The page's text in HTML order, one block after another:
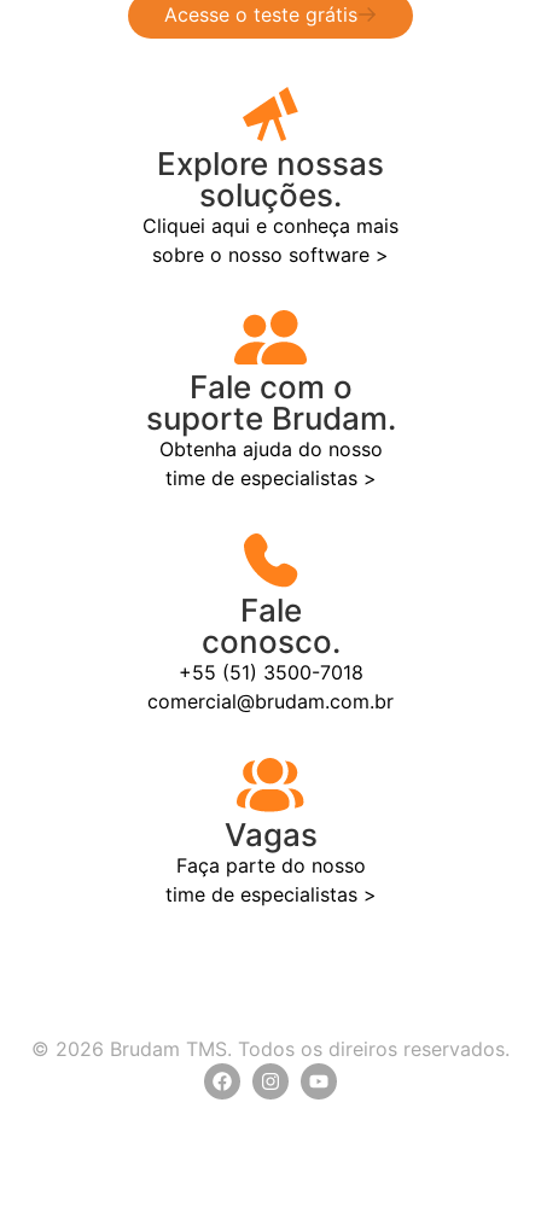
Acesse o teste grátis
Explore nossas
soluções.
Cliquei aqui e conheça mais
sobre o nosso software >
Fale com o
suporte Brudam.
Obtenha ajuda do nosso
time de especialistas >
Fale
conosco.
+55 (51) 3500-7018
comercial@brudam.com.br
Vagas
Faça parte do nosso
time de especialistas >
© 2026 Brudam TMS. Todos os direiros reservados.